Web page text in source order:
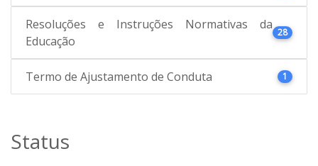
Resoluções e Instruções Normativas da
Educação
28
Termo de Ajustamento de Conduta 1
Status